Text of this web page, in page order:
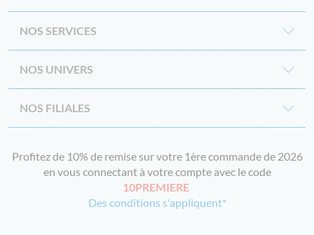
NOS SERVICES
NOS UNIVERS
NOS FILIALES
Profitez de 10% de remise sur votre 1ère commande de 2026
en vous connectant à votre compte avec le code
10PREMIERE
Des conditions s'appliquent*